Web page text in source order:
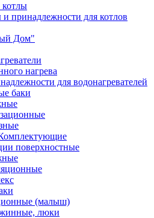
котлы
принадлежности для котлов
Дом"
нагрева
для водонагревателей
баки
поверхностные
(малыш)
люки